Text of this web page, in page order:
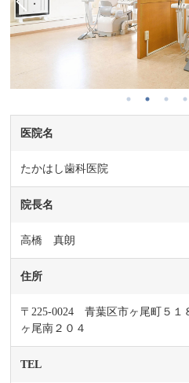
医院名
たかはし歯科医院
院長名
高橋 真朗
住所
〒225-0024 青葉区市ヶ尾町５
ヶ尾南２０４
TEL